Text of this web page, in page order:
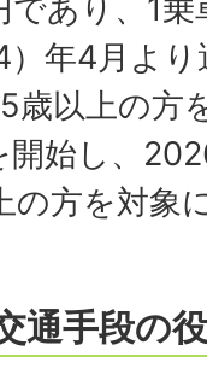
あり、1
年4月より
歳以上の方
開始し、
の方を対象
通手段の